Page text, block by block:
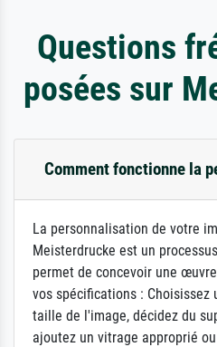
Questions
posées sur
Comment fonctionne la
La personnalisation de votre
Meisterdrucke est un
permet de concevoir une
vos spécifications : Choisissez
taille de l'image, décidez du
ajoutez un vitrage approprié